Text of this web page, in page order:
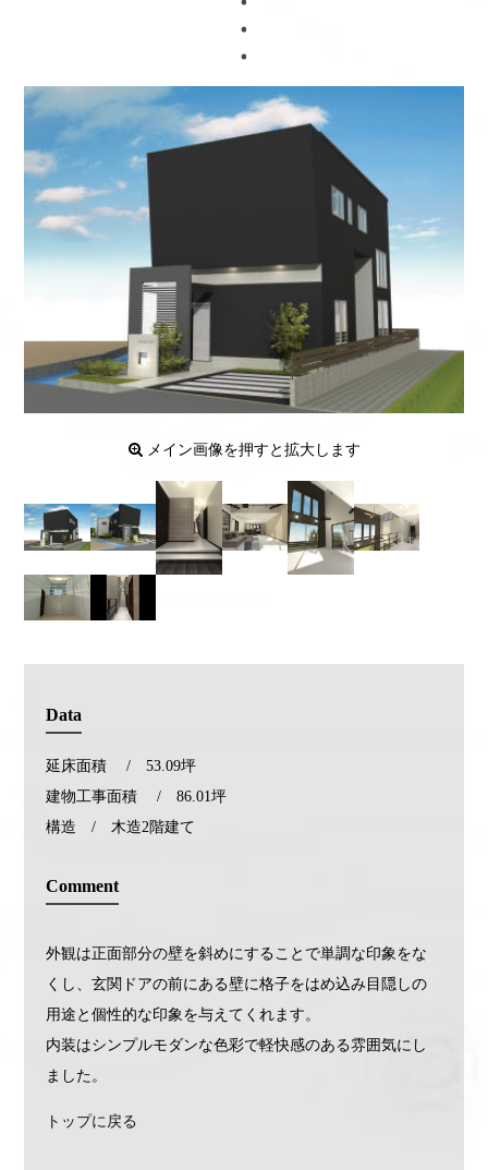
メイン画像を押すと拡大します
Data
延床面積 / 53.09坪
建物工事面積 / 86.01坪
構造 / 木造2階建て
Comment
外観は正面部分の壁を斜めにすることで単調な印象をな
くし、玄関ドアの前にある壁に格子をはめ込み目隠しの
用途と個性的な印象を与えてくれます。
内装はシンプルモダンな色彩で軽快感のある雰囲気にし
ました。
トップに戻る